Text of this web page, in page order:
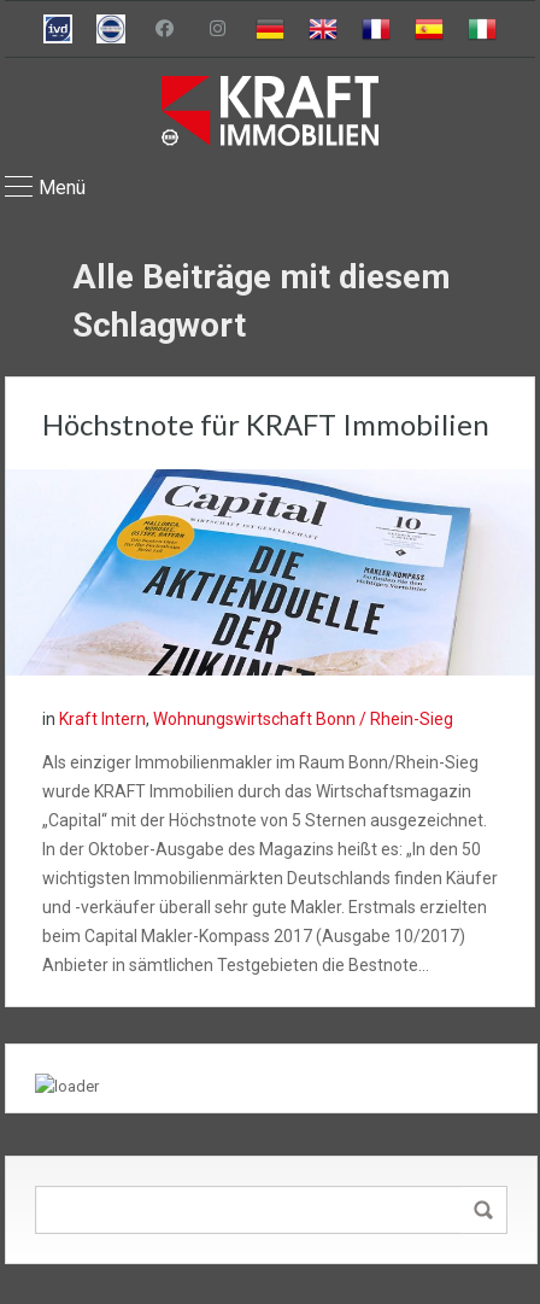
Menü
Alle Beiträge mit diesem
Schlagwort
Höchstnote für KRAFT Immobilien
in Kraft Intern, Wohnungswirtschaft Bonn / Rhein-Sieg
Als einziger Immobilienmakler im Raum Bonn/Rhein-Sieg
wurde KRAFT Immobilien durch das Wirtschaftsmagazin
„Capital“ mit der Höchstnote von 5 Sternen ausgezeichnet.
In der Oktober-Ausgabe des Magazins heißt es: „In den 50
wichtigsten Immobilienmärkten Deutschlands finden Käufer
und -verkäufer überall sehr gute Makler. Erstmals erzielten
beim Capital Makler-Kompass 2017 (Ausgabe 10/2017)
Anbieter in sämtlichen Testgebieten die Bestnote…